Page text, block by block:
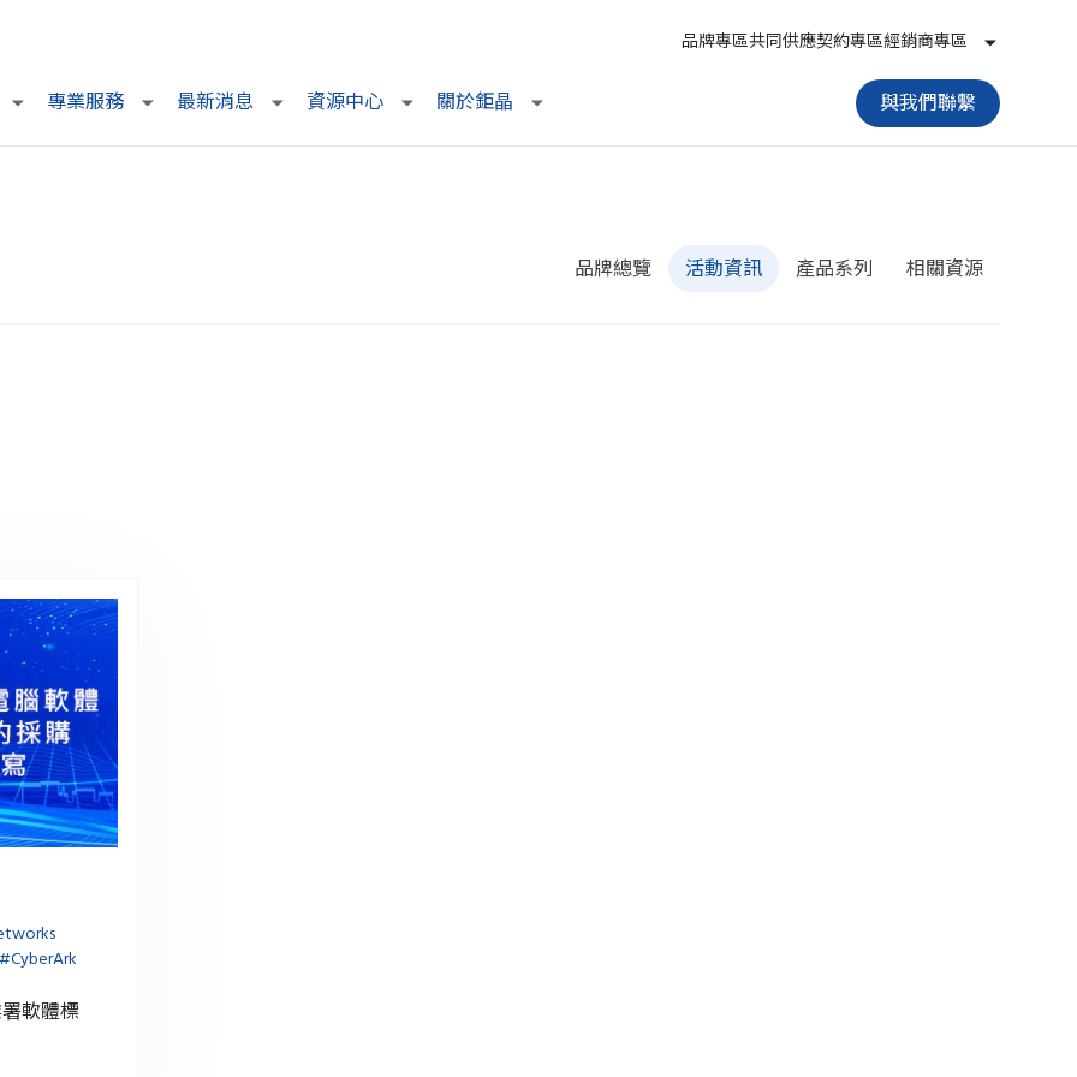
品牌專區共同供應契約專區經銷商專區
專業服務 最新消息 資源中心 關於鉅晶 與我們聯繫
品牌總覽 活動資訊 產品系列 相關資源
軟體標